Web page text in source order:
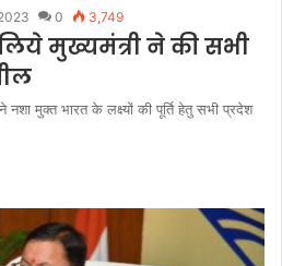
0 3,749
मुख्यमंत्री ने की सभी
नशा मुक्त भारत के लक्ष्यों की पूर्ति हेतु सभी प्रदेश